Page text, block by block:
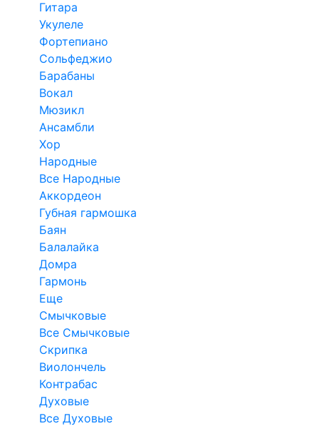
Гитара
Укулеле
Фортепиано
Сольфеджио
Барабаны
Вокал
Мюзикл
Ансамбли
Хор
Народные
Все Народные
Аккордеон
Губная гармошка
Баян
Балалайка
Домра
Гармонь
Еще
Смычковые
Все Смычковые
Скрипка
Виолончель
Контрабас
Духовые
Все Духовые